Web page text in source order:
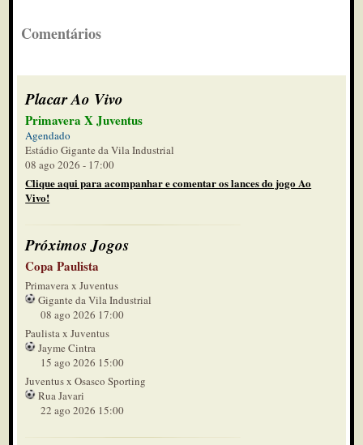
Comentários
Placar Ao Vivo
Primavera X Juventus
Agendado
Estádio Gigante da Vila Industrial
08 ago 2026 - 17:00
Clique aqui para acompanhar e comentar os lances do jogo Ao
Vivo!
Próximos Jogos
Copa Paulista
Primavera x Juventus
Gigante da Vila Industrial
08 ago 2026 17:00
Paulista x Juventus
Jayme Cintra
15 ago 2026 15:00
Juventus x Osasco Sporting
Rua Javari
22 ago 2026 15:00